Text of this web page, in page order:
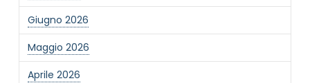
Giugno 2026
Maggio 2026
Aprile 2026